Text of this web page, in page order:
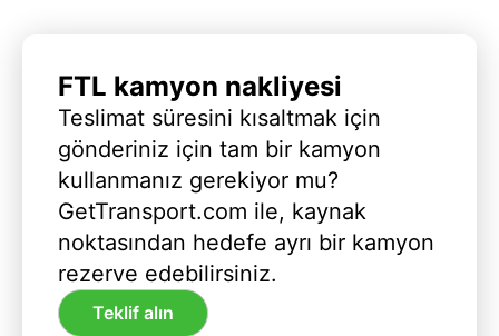
FTL kamyon nakliyesi
Teslimat süresini kısaltmak için
gönderiniz için tam bir kamyon
kullanmanız gerekiyor mu?
GetTransport.com ile, kaynak
noktasından hedefe ayrı bir kamyon
rezerve edebilirsiniz.
Teklif alın